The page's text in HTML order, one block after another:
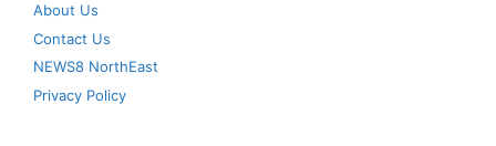
About Us
Contact Us
NEWS8 NorthEast
Privacy Policy